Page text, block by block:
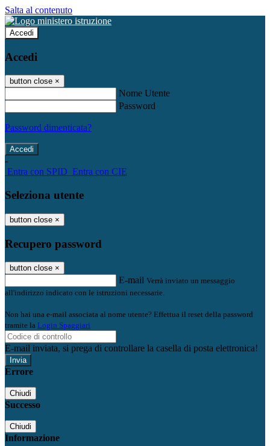
Salta al contenuto
Accedi
Accedi
button close ×
Nome Utente
Password
Password dimenticata?
-
Entra con SPID Entra con CIE
Seleziona utente
button close ×
Recupero password
button close ×
E-mail Verrà inviato un messaggio
all'indirizzo indicato con le istruzioni necessarie.
Non hai una e-mail associata al nome utente? Effettua il reset della password
tramite la Login Spaggiari
E-mail inviata, si prega di controllare la casella di posta elettronica!
Errore
Chiudi
Successo
Chiudi
Informazione